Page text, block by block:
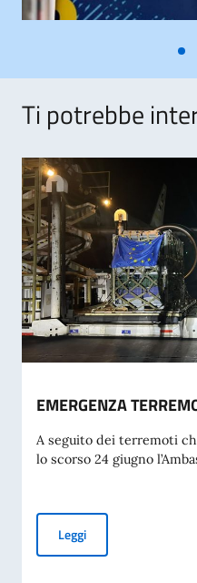
Ti potrebbe
EMERGENZA
A seguito dei terremoti
lo scorso 24 giugno
LeggiEMERGENZA